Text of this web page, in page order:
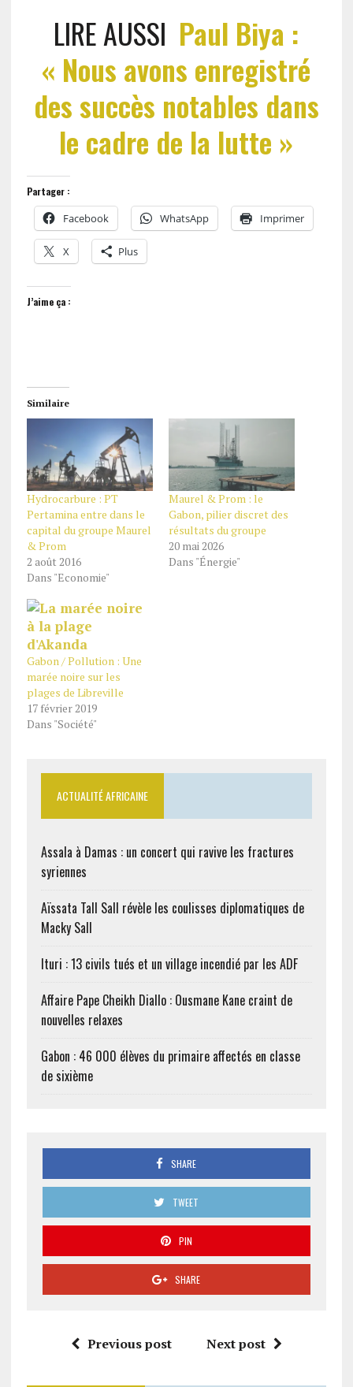
LIRE AUSSI Paul Biya :
« Nous avons enregistré
des succès notables dans
le cadre de la lutte »
Partager :
Facebook WhatsApp Imprimer
X Plus
J’aime ça :
Similaire
Hydrocarbure : PT
Pertamina entre dans le
capital du groupe Maurel
& Prom
2 août 2016
Dans "Economie"
Maurel & Prom : le
Gabon, pilier discret des
résultats du groupe
20 mai 2026
Dans "Énergie"
Gabon / Pollution : Une
marée noire sur les
plages de Libreville
17 février 2019
Dans "Société"
ACTUALITÉ AFRICAINE
Assala à Damas : un concert qui ravive les fractures
syriennes
Aïssata Tall Sall révèle les coulisses diplomatiques de
Macky Sall
Ituri : 13 civils tués et un village incendié par les ADF
Affaire Pape Cheikh Diallo : Ousmane Kane craint de
nouvelles relaxes
Gabon : 46 000 élèves du primaire affectés en classe
de sixième
SHARE
TWEET
PIN
SHARE
Previous post Next post